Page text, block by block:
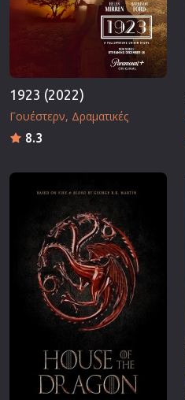
1923 (2022)
Γουέστερν Δραματικές
8.3